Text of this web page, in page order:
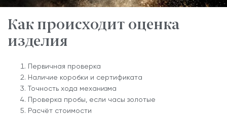
Как происходит оценка
изделия
Первичная проверка
Наличие коробки и сертификата
Точность хода механизма
Проверка пробы, если часы золотые
Расчёт стоимости